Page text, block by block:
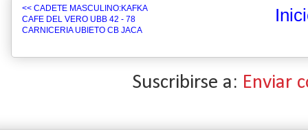
<< CADETE MASCULINO:KAFKA
CAFE DEL VERO UBB 42 - 78
CARNICERIA UBIETO CB JACA
Suscribirse a: Enviar